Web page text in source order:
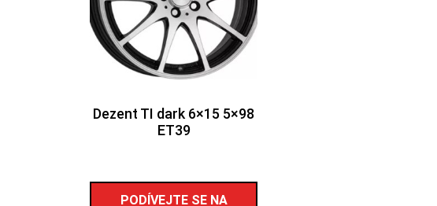
Dezent TI dark 6×15 5×98
ET39
PODÍVEJTE SE NA